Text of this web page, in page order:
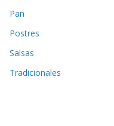
Pan
Postres
Salsas
Tradicionales